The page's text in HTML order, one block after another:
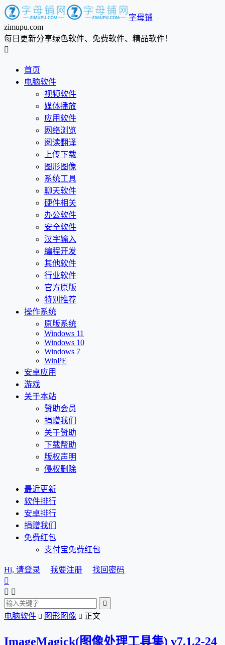
字母铺
zimupu.com
每日更新分享绿色软件、免费软件、精品软件！

首页
电脑软件
视频软件
媒体播放
应用软件
网络浏览
阅读翻译
上传下载
图形图像
系统工具
聊天软件
硬件相关
办公软件
安全软件
汉字输入
编程开发
其他软件
行业软件
官方原版
特别推荐
操作系统
原版系统
Windows 11
Windows 10
Windows 7
WinPE
安卓应用
游戏
关于本站
赞助会员
捐赠我们
关于赞助
下载帮助
版权声明
侵权删除
最近更新
软件排行
安卓排行
捐赠我们
免费红包
支付宝免费红包
Hi, 请登录 我要注册
找回密码

 

电脑软件  图形图像  正文
ImageMagick(图像处理工具集) v7.1.2-24